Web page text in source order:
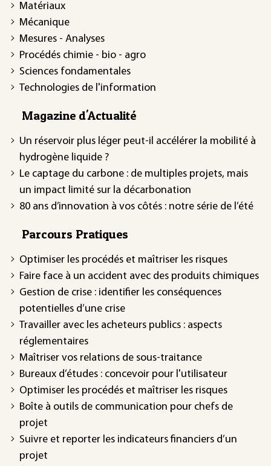
Matériaux
Mécanique
Mesures - Analyses
Procédés chimie - bio - agro
Sciences fondamentales
Technologies de l'information
Magazine d'Actualité
Un réservoir plus léger peut-il accélérer la mobilité à
hydrogène liquide ?
Le captage du carbone : de multiples projets, mais
un impact limité sur la décarbonation
80 ans d’innovation à vos côtés : notre série de l’été
Parcours Pratiques
Optimiser les procédés et maîtriser les risques
Faire face à un accident avec des produits chimiques
Gestion de crise : identifier les conséquences
potentielles d’une crise
Travailler avec les acheteurs publics : aspects
réglementaires
Maîtriser vos relations de sous-traitance
Bureaux d’études : concevoir pour l'utilisateur
Optimiser les procédés et maîtriser les risques
Boîte à outils de communication pour chefs de
projet
Suivre et reporter les indicateurs financiers d’un
projet